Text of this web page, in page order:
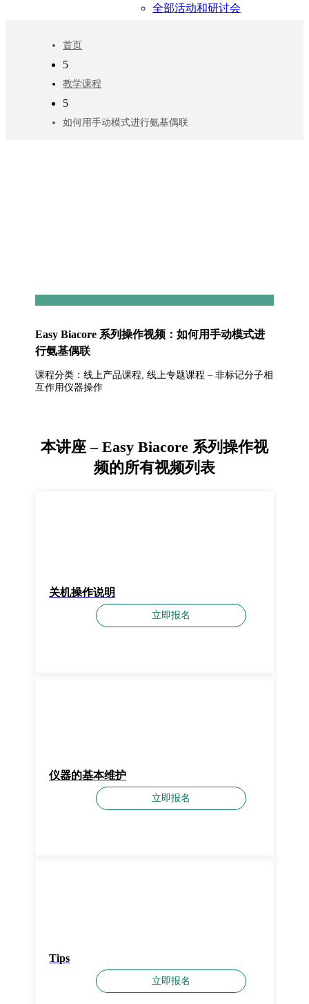
全部活动和研讨会
首页
5
教学课程
5
如何用手动模式进行氨基偶联
Easy Biacore 系列操作视频：如何用手动模式进
行氨基偶联
课程分类：线上产品课程, 线上专题课程 – 非标记分子相
互作用仪器操作
本讲座 – Easy Biacore 系列操作视
频的所有视频列表
关机操作说明
立即报名
仪器的基本维护
立即报名
Tips
立即报名